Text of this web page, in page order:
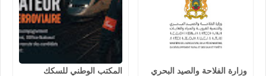
وزارة الفلاحة والصيد البحري
المكتب الوطني للسكك